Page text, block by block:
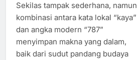
Sekilas tampak sederhana, namun
kombinasi antara kata lokal “kaya”
dan angka modern “787”
menyimpan makna yang dalam,
baik dari sudut pandang budaya